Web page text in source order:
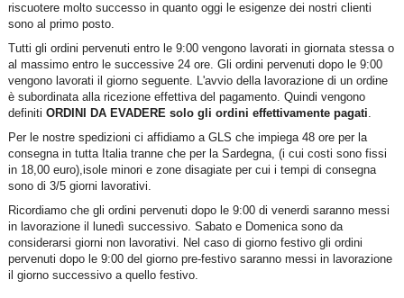
riscuotere molto successo in quanto oggi le esigenze dei nostri clienti
sono al primo posto.
Tutti gli ordini pervenuti entro le 9:00 vengono lavorati in giornata stessa o
al massimo entro le successive 24 ore. Gli ordini pervenuti dopo le 9:00
vengono lavorati il giorno seguente. L'avvio della lavorazione di un ordine
è subordinata alla ricezione effettiva del pagamento. Quindi vengono
definiti ORDINI DA EVADERE solo gli ordini effettivamente pagati.
Per le nostre spedizioni ci affidiamo a GLS che impiega 48 ore per la
consegna in tutta Italia tranne che per la Sardegna, (i cui costi sono fissi
in 18,00 euro),isole minori e zone disagiate per cui i tempi di consegna
sono di 3/5 giorni lavorativi.
Ricordiamo che gli ordini pervenuti dopo le 9:00 di venerdi saranno messi
in lavorazione il lunedì successivo. Sabato e Domenica sono da
considerarsi giorni non lavorativi. Nel caso di giorno festivo gli ordini
pervenuti dopo le 9:00 del giorno pre-festivo saranno messi in lavorazione
il giorno successivo a quello festivo.